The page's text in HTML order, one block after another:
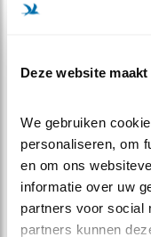
Deze website
We gebruiken
personaliseren, om
en om ons
informatie over uw
partners voor social
partners kunnen
Het paren gebeurt
2 mannen wachtend